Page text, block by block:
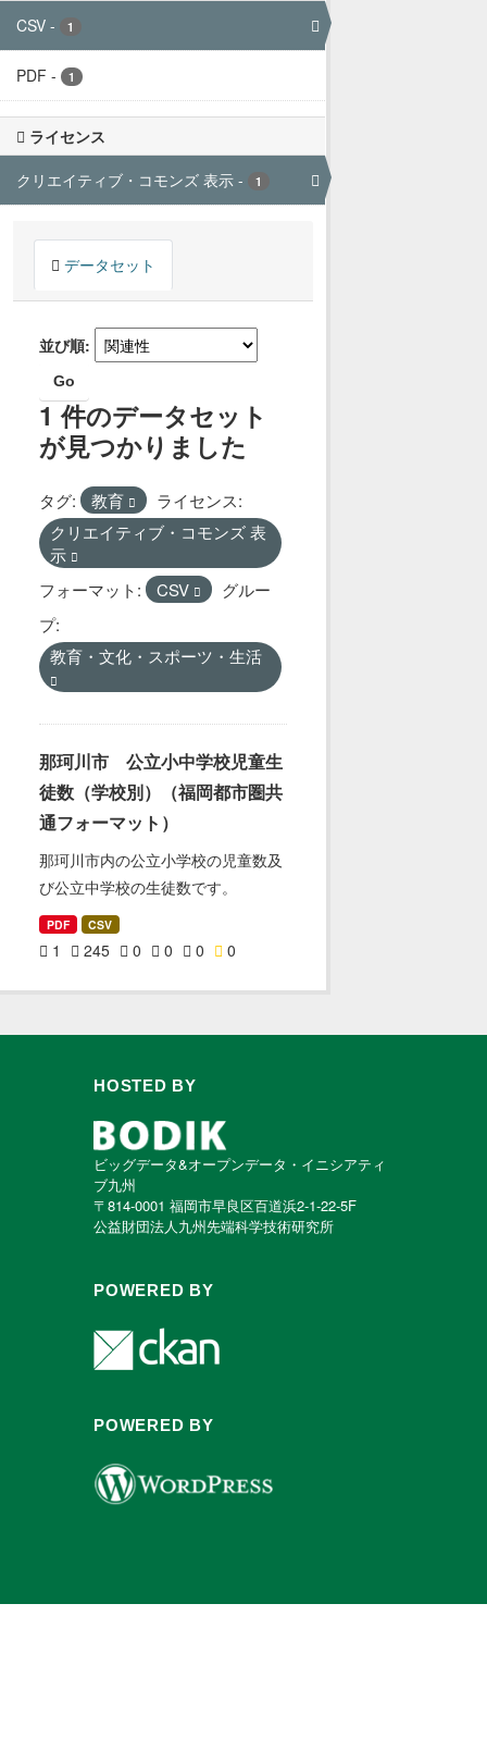
CSV - 1
PDF - 1
ライセンス
クリエイティブ・コモンズ 表示 - 1
データセット
並び順
Go
1 件のデータセット
が見つかりました
タグ: 教育
ライセンス:
クリエイティブ・コモンズ 表
示
フォーマット:
CSV
グルー
プ:
教育・文化・スポーツ・生活
那珂川市 公立小中学校児童生
徒数（学校別）（福岡都市圏共
通フォーマット）
那珂川市内の公立小学校の児童数及
び公立中学校の生徒数です。
PDF CSV
1 245 0 0 0 0
HOSTED BY
ビッグデータ&オープンデータ・イニシアティ
ブ九州
〒814-0001 福岡市早良区百道浜2-1-22-5F
公益財団法人九州先端科学技術研究所
POWERED BY
POWERED BY